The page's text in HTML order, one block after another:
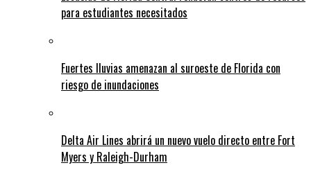
para estudiantes necesitados
Fuertes lluvias amenazan al suroeste de Florida con
riesgo de inundaciones
Delta Air Lines abrirá un nuevo vuelo directo entre Fort
Myers y Raleigh-Durham